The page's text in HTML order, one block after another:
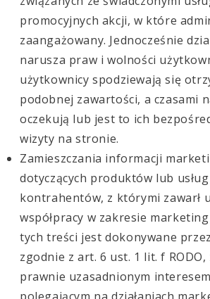
promocyjnych akcji, w które
zaangażowany. Jednocześnie
narusza praw i wolności
użytkownicy spodziewają się
podobnej zawartości, a czasami
oczekują lub jest to ich
wizyty na stronie.
Zamieszczania informacji
dotyczących produktów lub
kontrahentów, z którymi zawarł
współpracy w zakresie
tych treści jest dokonywane
zgodnie z art. 6 ust. 1 lit. f
prawnie uzasadnionym